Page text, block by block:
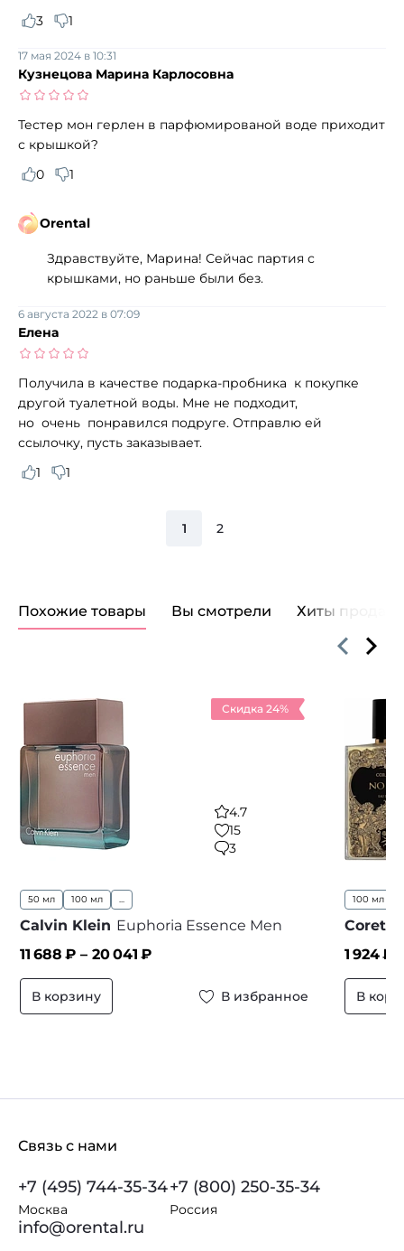
3
1
Кузнецова Марина Карлосовна
17 мая 2024 в 10:31
Тестер мон герлен в парфюмированой воде приходит
с крышкой?
0
1
Orental
Здравствуйте, Марина! Сейчас партия с
крышками, но раньше были без.
Елена
6 августа 2022 в 07:09
Получила в качестве подарка-пробника к покупке
другой туалетной воды. Мне не подходит,
но очень понравился подруге. Отправлю ей
ссылочку, пусть заказывает.
1
1
1 2
Похожие товары Вы смотрели Хиты продаж
Скидка 24%
4.7
15
3
50 мл 100 мл
Calvin Klein Euphoria Essence Men
11 688 ₽ – 20 041 ₽
В корзину В избранное
100 мл
1 924₽
В
Связь с нами
+7 (495) 744-35-34
Москва
+7 (800) 250-35-34
Россия
info@orental.ru